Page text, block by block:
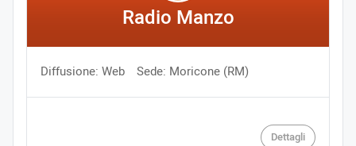
Radio Manzo
Diffusione: Web Sede: Moricone (RM)
Dettagli